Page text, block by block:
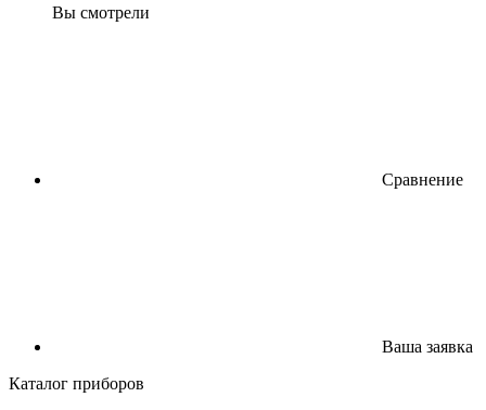
Вы смотрели
Сравнение
Ваша заявка
Каталог приборов